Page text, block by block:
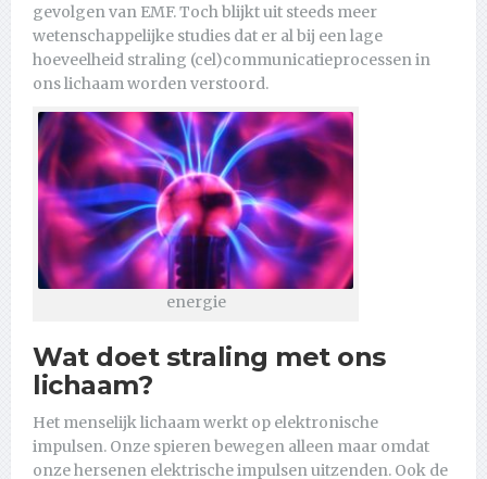
gevolgen van EMF. Toch blijkt uit steeds meer
wetenschappelijke studies dat er al bij een lage
hoeveelheid straling (cel)communicatieprocessen in
ons lichaam worden verstoord.
energie
Wat doet straling met ons
lichaam?
Het menselijk lichaam werkt op elektronische
impulsen. Onze spieren bewegen alleen maar omdat
onze hersenen elektrische impulsen uitzenden. Ook de